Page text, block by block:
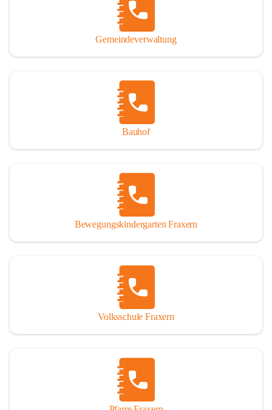
Gemeindeverwaltung
Bauhof
Bewegungskindergarten Fraxern
Volksschule Fraxern